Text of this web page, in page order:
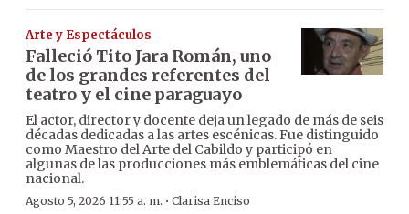
Arte y Espectáculos
Falleció Tito Jara Román, uno
de los grandes referentes del
teatro y el cine paraguayo
El actor, director y docente deja un legado de más de seis
décadas dedicadas a las artes escénicas. Fue distinguido
como Maestro del Arte del Cabildo y participó en
algunas de las producciones más emblemáticas del cine
nacional.
Agosto 5, 2026 11:55 a. m. · Clarisa Enciso